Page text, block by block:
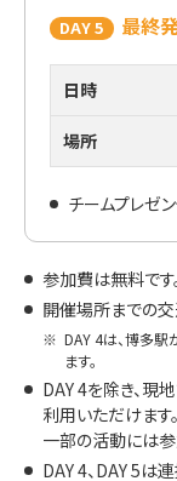
DAY 5 最終
日時
場所
チームプレゼ
参加費は無料です
開催場所までの
※ DAY 4は、博多
ます。
DAY 4を除き、現
利用いただけます
一部の活動には参
DAY 4、DAY 5は